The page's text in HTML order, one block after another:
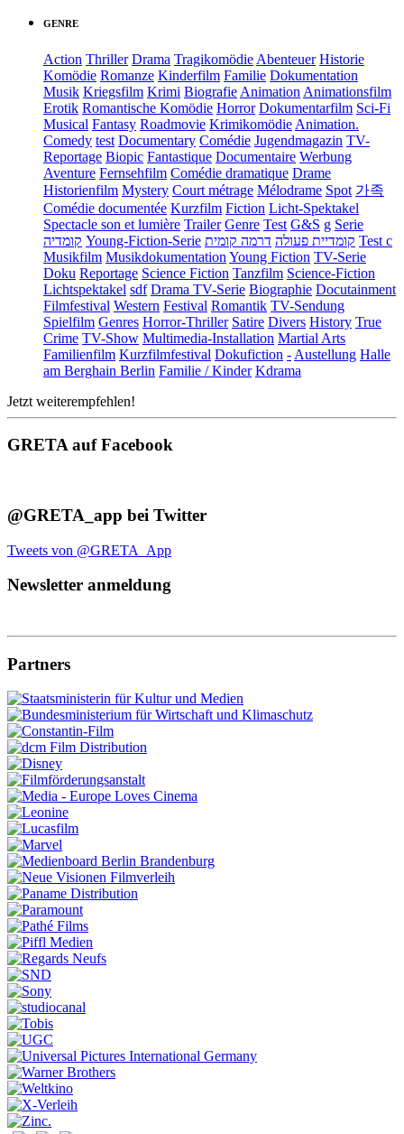
GENRE
Action Thriller Drama Tragikomödie Abenteuer Historie
Komödie Romanze Kinderfilm Familie Dokumentation
Musik Kriegsfilm Krimi Biografie Animation Animationsfilm
Erotik Romantische Komödie Horror Dokumentarfilm Sci-Fi
Musical Fantasy Roadmovie Krimikomödie Animation.
Comedy test Documentary Comédie Jugendmagazin TV-
Reportage Biopic Fantastique Documentaire Werbung
Aventure Fernsehfilm Comédie dramatique Drame
Historienfilm Mystery Court métrage Mélodrame Spot 가족
Comédie documentée Kurzfilm Fiction Licht-Spektakel
Spectacle son et lumière Trailer Genre Test G&S g Serie
קומדיה Young-Fiction-Serie קומדיית פעולה דרמה קומית
Test c
Musikfilm Musikdokumentation Young Fiction TV-Serie
Doku Reportage Science Fiction Tanzfilm Science-Fiction
Lichtspektakel sdf Drama TV-Serie Biographie Docutainment
Filmfestival Western Festival Romantik TV-Sendung
Spielfilm Genres Horror-Thriller Satire Divers History True
Crime TV-Show Multimedia-Installation Martial Arts
Familienfilm Kurzfilmfestival Dokufiction - Austellung Halle
am Berghain Berlin Familie / Kinder Kdrama
Jetzt weiterempfehlen!
GRETA auf Facebook
@GRETA_app bei Twitter
Tweets von @GRETA_App
Newsletter anmeldung
Partners